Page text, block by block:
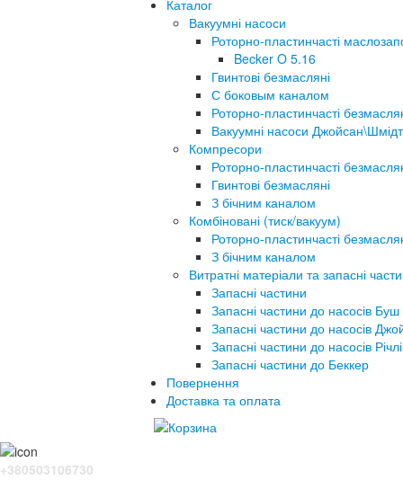
Каталог
Вакуумні насоси
Роторно-пластинчасті
Becker O 5.16
Гвинтові безмасляні
С боковым каналом
Роторно-пластинчасті
Вакуумні насоси Джойсан\Шмідт
Компресори
Роторно-пластинчасті
Гвинтові безмасляні
З бічним каналом
Комбіновані (тиск/вакуум)
Роторно-пластинчасті
З бічним каналом
Витратні матеріали та запасні
Запасні частини
Запасні частини до насосів Буш
Запасні частини до насосів
Запасні частини до насосів Річлі
Запасні частини до Беккер
Повернення
Доставка та оплата
+380503106730